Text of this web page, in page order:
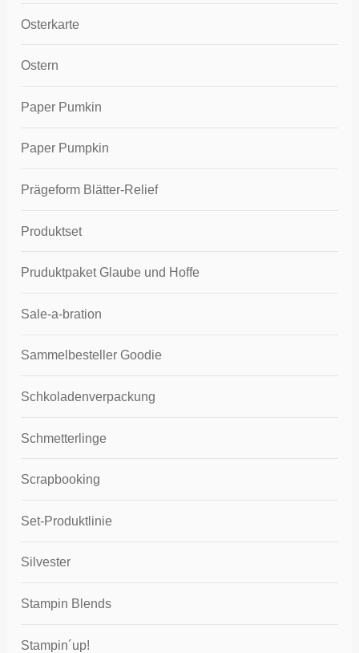
Osterkarte
Ostern
Paper Pumkin
Paper Pumpkin
Prägeform Blätter-Relief
Produktset
Pruduktpaket Glaube und Hoffe
Sale-a-bration
Sammelbesteller Goodie
Schkoladenverpackung
Schmetterlinge
Scrapbooking
Set-Produktlinie
Silvester
Stampin Blends
Stampin´up!